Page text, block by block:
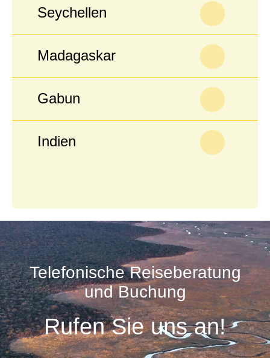
Seychellen
Madagaskar
Gabun
Indien
Telefonische Reiseberatung
und Buchung
Rufen Sie uns an!